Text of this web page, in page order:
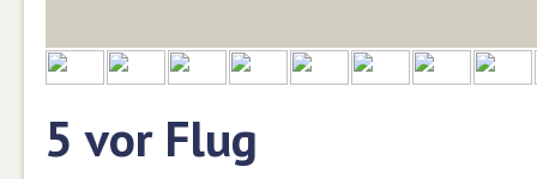
5 vor Flug